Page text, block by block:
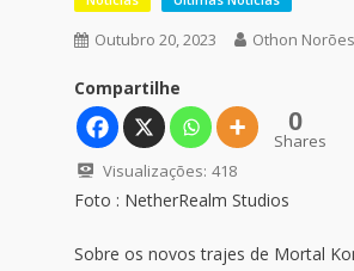
Outubro 20, 2023 Othon Norões
Compartilhe
0
Shares
Visualizações: 418
Foto : NetherRealm Studios
Sobre os novos trajes de Mortal